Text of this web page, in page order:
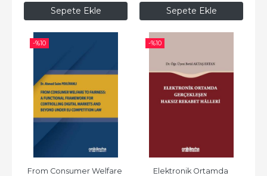
Sepete Ekle Sepete Ekle
-%10
From Consumer Welfare
-%10
Elektronik Ortamda